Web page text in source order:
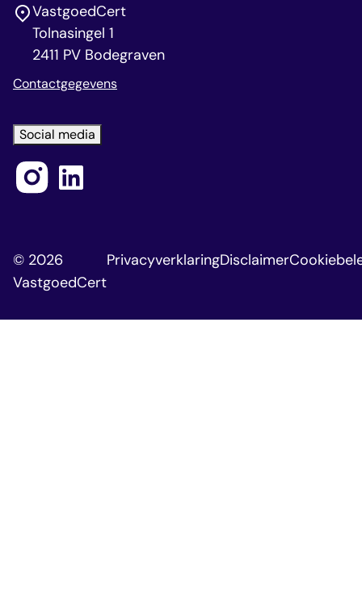
VastgoedCert
Tolnasingel 1
2411 PV Bodegraven
Contactgegevens
Social media
© 2026
VastgoedCert
PrivacyverklaringDisclaimer